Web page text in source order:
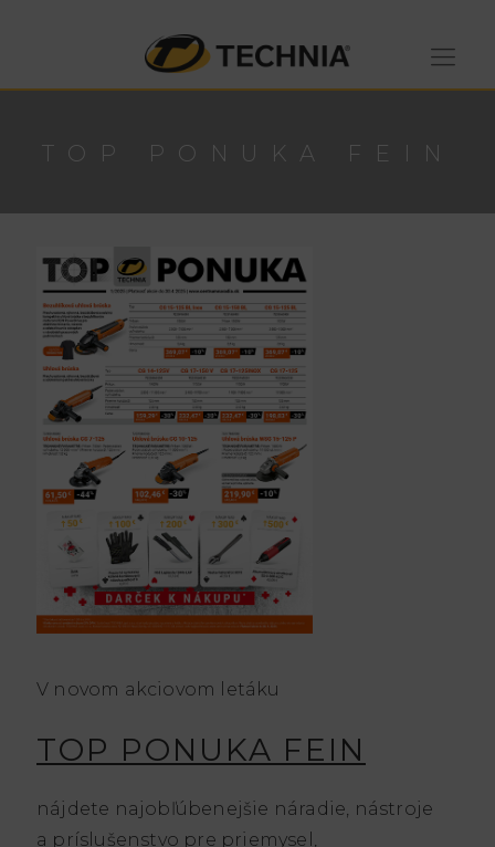
TOP PONUKA FEIN
V novom akciovom letáku
TOP PONUKA FEIN
nájdete najobľúbenejšie náradie, nástroje
a príslušenstvo pre priemysel,